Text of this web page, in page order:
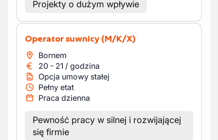
Projekty o dużym wpływie
Operator suwnicy (M/K/X)
Bornem
20 - 21 / godzina
Opcja umowy stałej
Pełny etat
Praca dzienna
Pewność pracy w silnej i rozwijającej
się firmie